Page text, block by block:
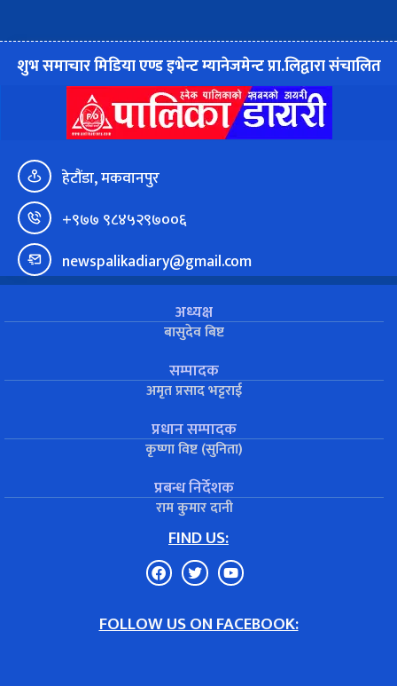
शुभ समाचार मिडिया एण्ड इभेन्ट म्यानेजमेन्ट प्रा.लिद्वारा संचालित
हेटौंडा, मकवानपुर
+९७७ ९८४५२९७००६
newspalikadiary@gmail.com
अध्यक्ष
बासुदेव बिष्ट
सम्पादक
अमृत प्रसाद भट्टराई
प्रधान सम्पादक
कृष्णा विष्ट (सुनिता)
प्रबन्ध निर्देशक
राम कुमार दानी
FIND US:
FOLLOW US ON FACEBOOK: